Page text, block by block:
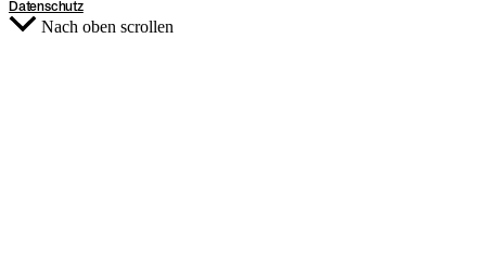
Datenschutz
Nach oben scrollen